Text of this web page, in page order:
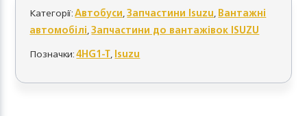
Категорії:Автобуси,Запчастини Isuzu,Вантажні
автомобілі,Запчастини до вантажівок ISUZU
Позначки:4HG1-T,Isuzu